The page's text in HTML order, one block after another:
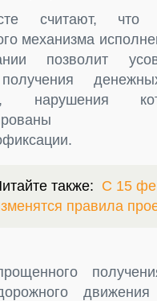
считают, что
механизма
позволит
нарушения
также: С 15
правила